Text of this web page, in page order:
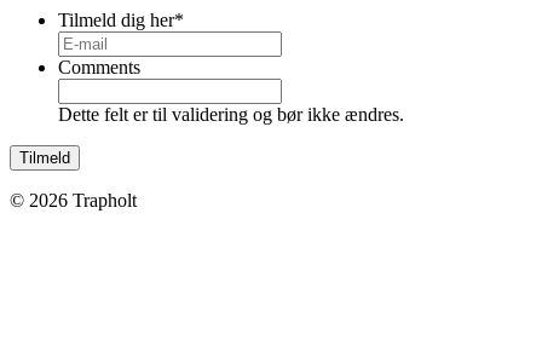
Tilmeld dig her*
Comments
Dette felt er til validering og bør ikke ændres.
© 2026 Trapholt